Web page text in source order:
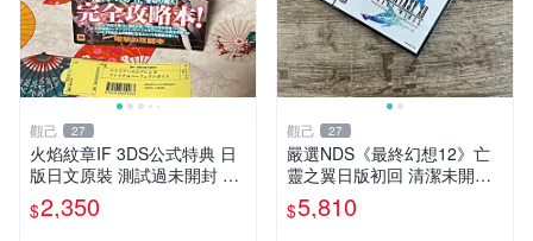
觀己 27
火焰紋章IF 3DS公式特典 日
版日文原裝 測試過未開封 攻
略書隨附 火焰紋章IF 精確圖
像 特典 游戲機版
$2,350
觀己 27
嚴選NDS《最終幻想12》亡
靈之翼日版初回 清潔未開盒
新品遊戲卡帶 最終幻想12 亡
靈之翼 NDS 測試版
$5,810